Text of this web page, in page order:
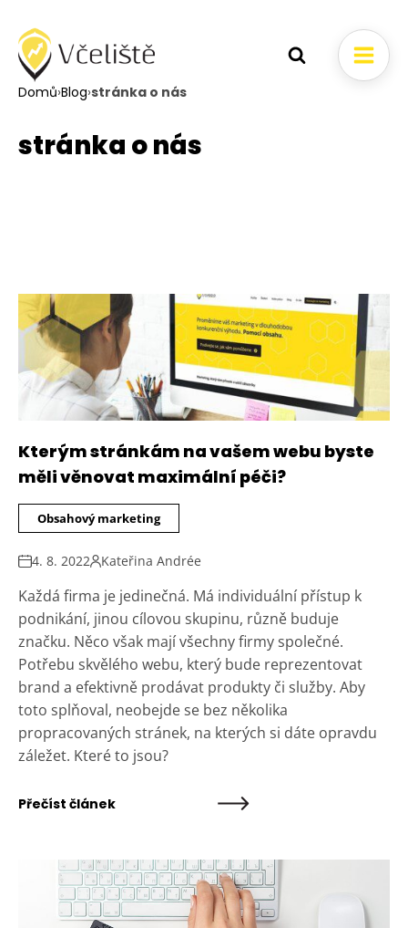
Domů›Blog›stránka o nás
stránka o nás
Kterým stránkám na vašem webu byste
měli věnovat maximální péči?
Obsahový marketing
4. 8. 2022 Kateřina Andrée
Každá firma je jedinečná. Má individuální přístup k
podnikání, jinou cílovou skupinu, různě buduje
značku. Něco však mají všechny firmy společné.
Potřebu skvělého webu, který bude reprezentovat
brand a efektivně prodávat produkty či služby. Aby
toto splňoval, neobejde se bez několika
propracovaných stránek, na kterých si dáte opravdu
záležet. Které to jsou?
Přečíst článek